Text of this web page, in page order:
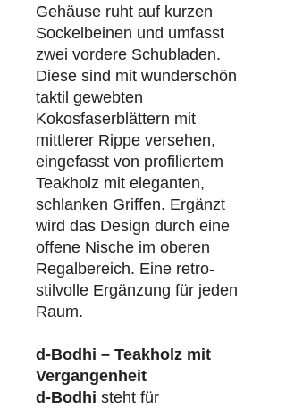
Gehäuse ruht auf kurzen
Sockelbeinen und umfasst
zwei vordere Schubladen.
Diese sind mit wunderschön
taktil gewebten
Kokosfaserblättern mit
mittlerer Rippe versehen,
eingefasst von profiliertem
Teakholz mit eleganten,
schlanken Griffen. Ergänzt
wird das Design durch eine
offene Nische im oberen
Regalbereich. Eine retro-
stilvolle Ergänzung für jeden
Raum.
d-Bodhi – Teakholz mit
Vergangenheit
d-Bodhi steht für